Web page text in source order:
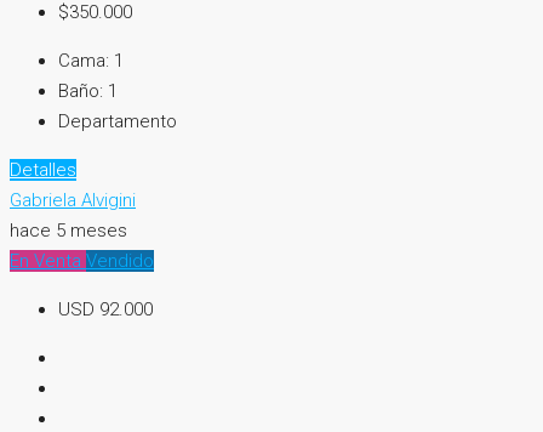
$350.000
Cama: 1
Baño: 1
Departamento
Detalles
Gabriela Alvigini
hace 5 meses
En Venta Vendido
USD 92.000